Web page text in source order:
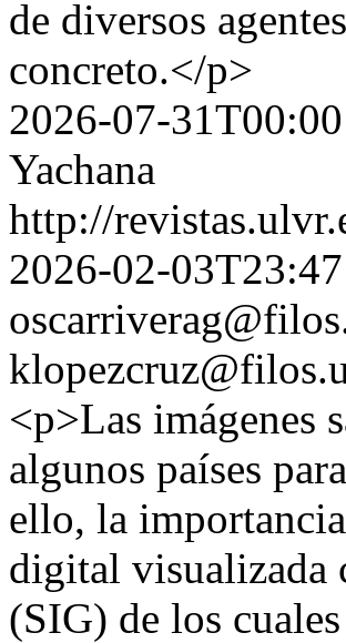
de diversos
concreto.</p>
2026-07-
Yachana
http://
2026-02-
<p>Las imágenes
algunos países
ello, la
digital visualizada
(SIG) de los